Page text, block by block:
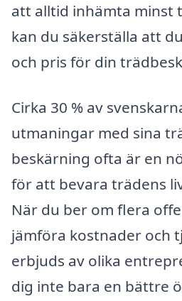
att alltid inhämta minst
kan du säkerställa att
och pris för din
Cirka 30 % av
utmaningar med sina
beskärning ofta är en
för att bevara trädens
När du ber om flera
jämföra kostnader och
erbjuds av olika
dig inte bara en bättre